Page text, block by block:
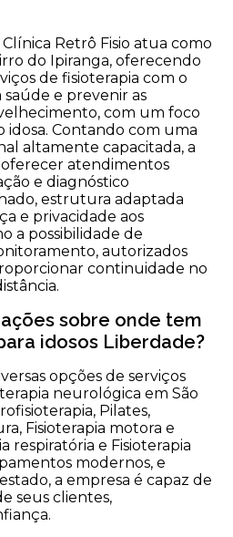
Clínica Retrô Fisio atua como
do Ipiranga, oferecendo
de fisioterapia com o
e prevenir as
com um foco
idosa. Contando com uma
altamente capacitada, a
atendimentos
e diagnóstico
estrutura adaptada
e privacidade aos
a possibilidade de
autorizados
continuidade no
sobre onde tem
idosos Liberdade?
opções de serviços
neurológica em São
Pilates,
Fisioterapia motora e
respiratória e Fisioterapia
modernos, e
a empresa é capaz de
seus clientes,